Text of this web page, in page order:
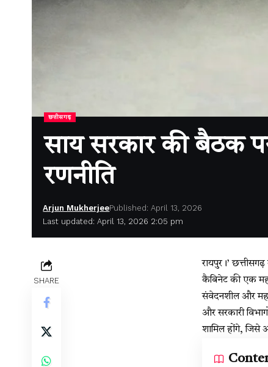
छत्तीसगढ़
साय सरकार की बैठक
रणनीति
Last updated: April 13, 2026 2:05 pm
Arjun MukherjeePublished: April 13, 2026
SHARE
रायपुर।’
कैबिनेट की एक
संवेदनशील और
और सरकारी
शामिल होंगे, जिसे